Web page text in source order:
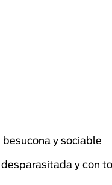
besucona y sociable
y con